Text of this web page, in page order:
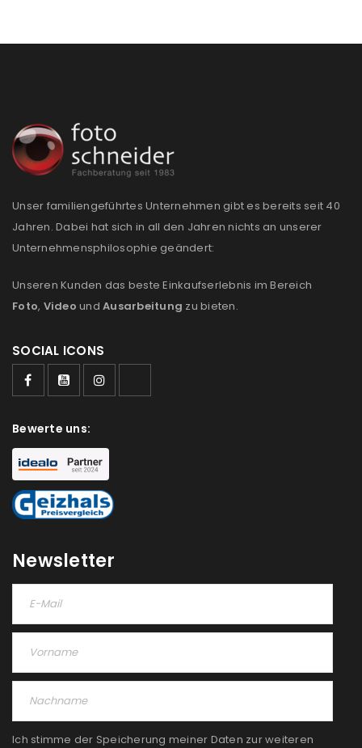
ANMELDEN
REGISTRIEREN
Ein Link zum Erstellen eines neuen Passworts wird an
deine E-Mail-Adresse gesendet.
Please select all the ways you would like to hear from
us
Ich stimme zu
Ja, ich möchte ein Kundenkonto eröffnen und
REGISTRIEREN
Unser familiengeführtes Unternehmen gibt es bereits seit 40
Jahren. Dabei hat sich in all den Jahren nichts an unserer
Unternehmensphilosophie geändert:
Unseren Kunden das beste Einkaufserlebnis im Bereich
Foto, Video und Ausarbeitung zu bieten.
SOCIAL ICONS
Bewerte uns:
Newsletter
Ich stimme der Speicherung meiner Daten zur weiteren